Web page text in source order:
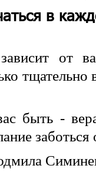
в
от
быть -
заботься